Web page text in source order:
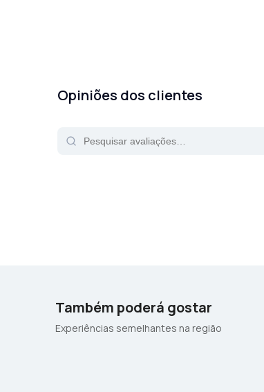
Opiniões dos clientes
Também poderá gostar
Experiências semelhantes na região